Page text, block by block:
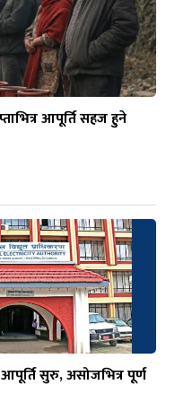
आपूर्ति सहज हुने
सुरु, असोजभित्र पूर्ण